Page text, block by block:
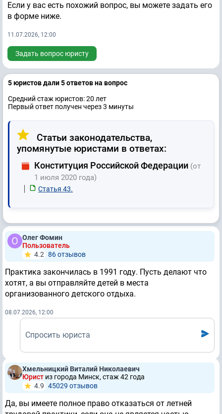
Если у вас есть похожий вопрос, вы можете задать его
в форме ниже.
11.07.2026, 12:00
Задать вопрос юристу
5 юристов дали 5 ответов на вопрос
Средний стаж юристов: 20 лет
Первый ответ получен через 3 минуты
Статьи законодательства,
упомянутые юристами в ответах:
Конституция Российской Федерации (от
1 июля 2020 года)
Статья 43.
Олег Фомин
Пользователь
4.2 86 отзывов
Практика закончилась в 1991 году. Пусть делают что
хотят, а вы отправляйте детей в места
организованного детского отдыха.
08.07.2026, 12:00
Спросить юриста
Хмельницкий Виталий Николаевич
Юрист из города Минск, стаж 42 годa
4.9 45029 отзывов
Да, вы имеете полное право отказаться от летней